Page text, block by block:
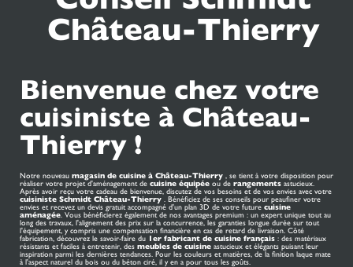
Château-Thierry
Bienvenue chez votre
cuisiniste à Château-
Thierry !
Notre nouveau magasin de cuisine à Château-Thierry
, se tient à votre disposition pour
réaliser votre projet d'aménagement de cuisine équipée ou de rangements astucieux.
Après avoir reçu votre cadeau de bienvenue, discutez de vos besoins et de vos envies avec votre
cuisiniste Schmidt Château-Thierry
. Bénéficiez de ses conseils pour peaufiner votre
envies et recevez un devis gratuit accompagné d'un plan 3D de votre future cuisine
aménagée . Vous bénéficierez également de nos avantages premium : un expert unique tout au
long des travaux, l'alignement des prix sur la concurrence, les garanties longue durée sur tout
l'équipement, y compris une compensation financière en cas de retard de livraison. Côté
fabrication, découvrez le savoir-faire du 1er fabricant de cuisine français : des matériaux
résistants et faciles à entretenir, des meubles de cuisine astucieux et élégants puisant leur
inspiration parmi les dernières tendances. Pour les couleurs et matières, de la finition laque mate
à l'aspect naturel du bois ou du béton ciré, il y en a pour tous les goûts.